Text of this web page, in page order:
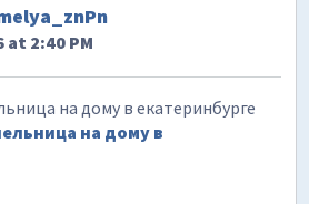
at 2:40 PM
на дому в екатеринбурге
на дому в